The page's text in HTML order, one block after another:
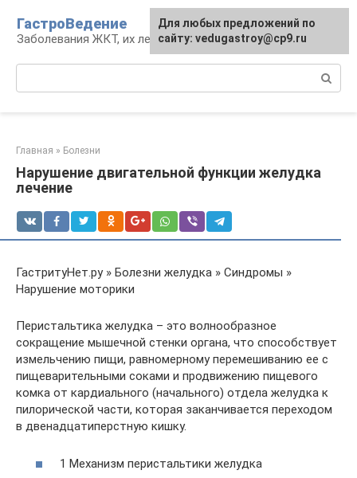
контенту
ГастроВедение
Заболевания ЖКТ, их лечение и профилактика
Главная » Болезни
Нарушение двигательной функции желудка
лечение
ГастритуНет.ру » Болезни желудка » Синдромы »
Нарушение моторики
Перистальтика желудка – это волнообразное
сокращение мышечной стенки органа, что способствует
измельчению пищи, равномерному перемешиванию ее с
пищеварительными соками и продвижению пищевого
комка от кардиального (начального) отдела желудка к
пилорической части, которая заканчивается переходом
в двенадцатиперстную кишку.
1 Механизм перистальтики желудка
Для любых предложений по
сайту: vedugastroy@cp9.ru